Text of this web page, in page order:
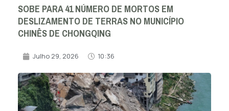
SOBE PARA 41 NÚMERO DE MORTOS EM
DESLIZAMENTO DE TERRAS NO MUNICÍPIO
CHINÊS DE CHONGQING
Julho 29, 2026 10:36